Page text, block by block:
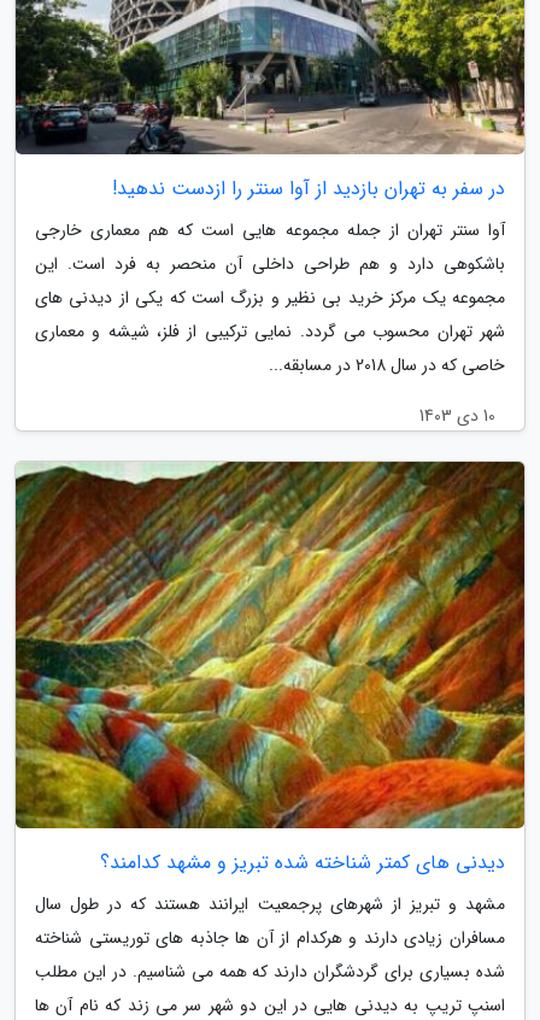
در سفر به تهران بازدید از آوا سنتر را ازدست ندهید!
آوا سنتر تهران از جمله مجموعه هایی است که هم معماری خارجی
باشکوهی دارد و هم طراحی داخلی آن منحصر به فرد است. این
مجموعه یک مرکز خرید بی نظیر و بزرگ است که یکی از دیدنی های
شهر تهران محسوب می گردد. نمایی ترکیبی از فلز، شیشه و معماری
خاصی که در سال 2018 در مسابقه...
10 دی 1403
دیدنی های کمتر شناخته شده تبریز و مشهد کدامند؟
مشهد و تبریز از شهرهای پرجمعیت ایرانند هستند که در طول سال
مسافران زیادی دارند و هرکدام از آن ها جاذبه های توریستی شناخته
شده بسیاری برای گردشگران دارند که همه می شناسیم. در این مطلب
اسنپ تریپ به دیدنی هایی در این دو شهر سر می زند که نام آن ها